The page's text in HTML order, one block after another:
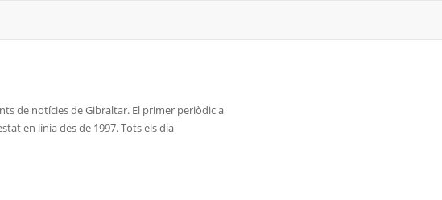
de notícies de Gibraltar. El primer periòdic a
en línia des de 1997. Tots els dia